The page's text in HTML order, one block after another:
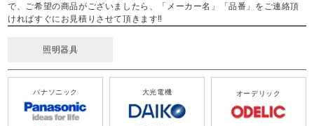
で、ご希望の商品がございましたら、「メーカー名」「品番」をご連絡頂
ければすぐにお見積りさせて頂きます‼
照明器具
パナソニック 大光電機 オーデリック